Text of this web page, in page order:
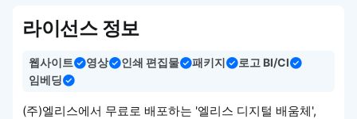
라이선스 정보
웹사이트 영상 인쇄 편집물 패키지
로고 BI/CI
임베딩
(주)엘리스에서 무료로 배포하는 '엘리스 디지털 배움체',